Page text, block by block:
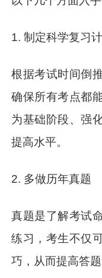
1. 制定科学复习
根据考试时间倒
确保所有考点都
为基础阶段、强
提高水平。
2. 多做历年真题
真题是了解考试
练习，考生不仅
巧，从而提高答题